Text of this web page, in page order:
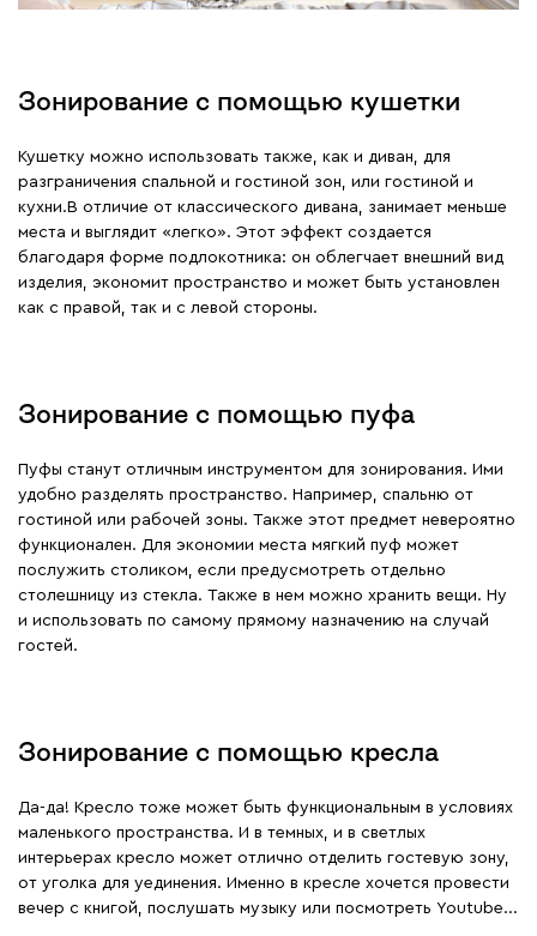
Зонирование с помощью кушетки
Кушетку можно использовать также, как и диван, для
разграничения спальной и гостиной зон, или гостиной и
кухни.В отличие от классического дивана, занимает меньше
места и выглядит «легко». Этот эффект создается
благодаря форме подлокотника: он облегчает внешний вид
изделия, экономит пространство и может быть установлен
как с правой, так и с левой стороны.
Зонирование с помощью пуфа
Пуфы станут отличным инструментом для зонирования. Ими
удобно разделять пространство. Например, спальню от
гостиной или рабочей зоны. Также этот предмет невероятно
функционален. Для экономии места мягкий пуф может
послужить столиком, если предусмотреть отдельно
столешницу из стекла. Также в нем можно хранить вещи. Ну
и использовать по самому прямому назначению на случай
гостей.
Зонирование с помощью кресла
Да-да! Кресло тоже может быть функциональным в условиях
маленького пространства. И в темных, и в светлых
интерьерах кресло может отлично отделить гостевую зону,
от уголка для уединения. Именно в кресле хочется провести
вечер с книгой, послушать музыку или посмотреть Youtube...